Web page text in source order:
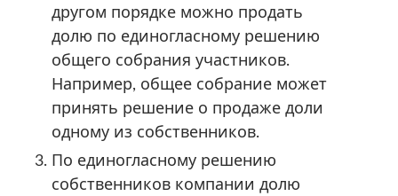
другом порядке можно продать
долю по единогласному решению
общего собрания участников.
Например, общее собрание может
принять решение о продаже доли
одному из собственников.
По единогласному решению
собственников компании долю